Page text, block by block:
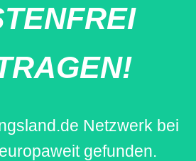
Netzwerk bei
gefunden.